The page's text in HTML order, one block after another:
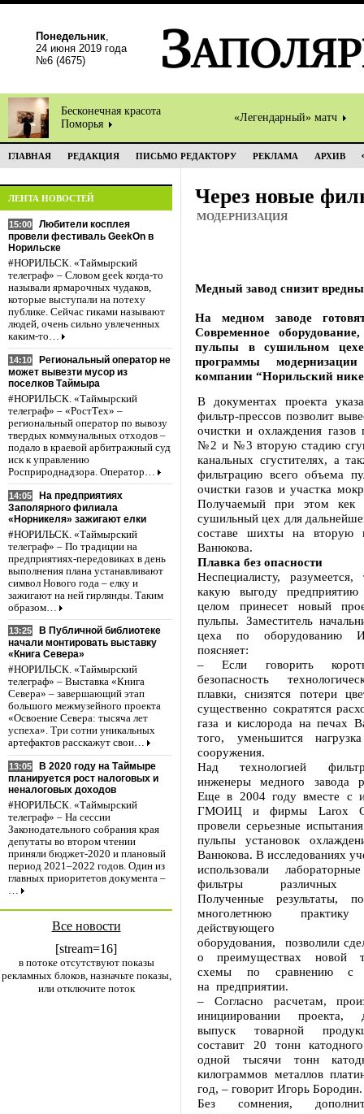
Понедельник,
24 июня 2019 года
№6 (4675)
Бесконечная красота
Поморья
«Легендарный» матч
ГЛАВНАЯ РЕДАКЦИЯ ПИСЬМО РЕДАКТОРУ РЕКЛАМА АРХИВ
ЛЕНТА НОВОСТЕЙ
15:00
Любители косплея
провели фестиваль GeekOn в
Норильске
#НОРИЛЬСК. «Таймырский
телеграф» – Словом geek когда-то
называли ярмарочных чудаков,
которые выступали на потеху
публике. Сейчас гиками называют
людей, очень сильно увлеченных
каким-то…
14:10
Региональный оператор не
может вывезти мусор из
поселков Таймыра
#НОРИЛЬСК. «Таймырский
телеграф» – «РостТех» –
региональный оператор по вывозу
твердых коммунальных отходов –
подало в краевой арбитражный суд
иск к управлению
Росприроднадзора. Оператор…
14:05
На предприятиях
Заполярного филиала
«Норникеля» зажигают елки
#НОРИЛЬСК. «Таймырский
телеграф» – По традиции на
предприятиях-передовиках в день
выполнения плана устанавливают
символ Нового года – елку и
зажигают на ней гирлянды. Таким
образом…
13:25
В Публичной библиотеке
начали монтировать выставку
«Книга Севера»
#НОРИЛЬСК. «Таймырский
телеграф» – Выставка «Книга
Севера» – завершающий этап
большого межмузейного проекта
«Освоение Севера: тысяча лет
успеха». Три сотни уникальных
артефактов расскажут свои…
13:05
В 2020 году на Таймыре
планируется рост налоговых и
неналоговых доходов
#НОРИЛЬСК. «Таймырский
телеграф» – На сессии
Законодательного собрания края
депутаты во втором чтении
приняли бюджет-2020 и плановый
период 2021–2022 годов. Один из
главных приоритетов документа –
…
Все новости
[stream=16]
в потоке отсутствуют показы
рекламных блоков, назначьте показы,
или отключите поток
Через новые
МОДЕРНИЗАЦИЯ
Медный завод снизит
На медном заводе
Современное
пульпы в сушильном
программы
компании “Норильский
В документах проекта
фильтр-прессов позволит
очистки и охлаждения газов
№2 и №3 вторую стадию
канальных сгустителях, а
фильтрацию всего объема
очистки газов и участка
Получаемый при этом кек
сушильный цех для
составе шихты на вторую
Ванюкова.
Плавка без опасности
Неспециалисту,
какую выгоду
целом принесет новый
пульпы. Заместитель
цеха по оборудованию
поясняет:
– Если говорить
безопасность
плавки, снизятся потери
существенно сократятся
газа и кислорода на печах
того, уменьшится
сооружения.
Над технологией
инженеры медного завода
Еще в 2004 году вместе с
ГМОИЦ и фирмы Larox
провели серьезные
пульпы установок
Ванюкова. В исследованиях
использовали
фильтры различных
Полученные результаты,
многолетнюю практику
действующего
оборудования, позволили
о преимуществах новой
схемы по сравнению с
на предприятии.
– Согласно расчетам,
инициировании проекта,
выпуск товарной
составит 20 тонн
одной тысячи тонн
килограммов металлов
год, – говорит Игорь Бородин.
Без сомнения,